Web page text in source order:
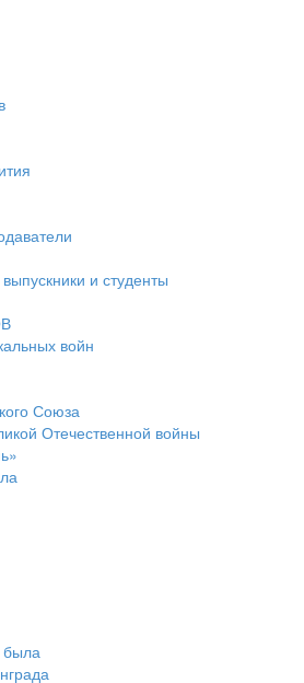
и студенты
войн
Союза
Отечественной войны
была